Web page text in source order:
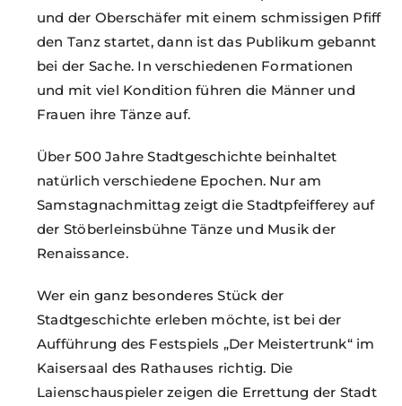
und der Oberschäfer mit einem schmissigen Pfiff
den Tanz startet, dann ist das Publikum gebannt
bei der Sache. In verschiedenen Formationen
und mit viel Kondition führen die Männer und
Frauen ihre Tänze auf.
Über 500 Jahre Stadtgeschichte beinhaltet
natürlich verschiedene Epochen. Nur am
Samstagnachmittag zeigt die Stadtpfeifferey auf
der Stöberleinsbühne Tänze und Musik der
Renaissance.
Wer ein ganz besonderes Stück der
Stadtgeschichte erleben möchte, ist bei der
Aufführung des Festspiels „Der Meistertrunk“ im
Kaisersaal des Rathauses richtig. Die
Laienschauspieler zeigen die Errettung der Stadt